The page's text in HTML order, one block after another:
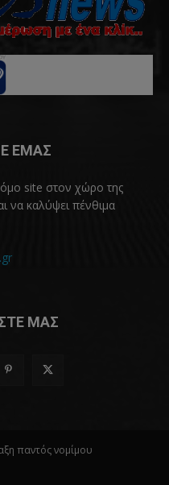
ΕΜΑΣ
site στον χώρο της
να καλύψει πένθιμα
ΜΑΣ
παντός νομίμου